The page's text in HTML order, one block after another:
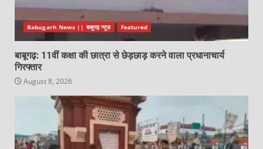
Babugarh News || बाबूगढ़ न्यूज़ Featured
बाबूगढ़: 11वीं कक्षा की छात्रा से छेड़छाड़ करने वाला प्रधानाचार्य
गिरफ्तार
August 8, 2026